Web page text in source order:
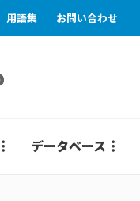
用語集 お問い合わせ
データベース